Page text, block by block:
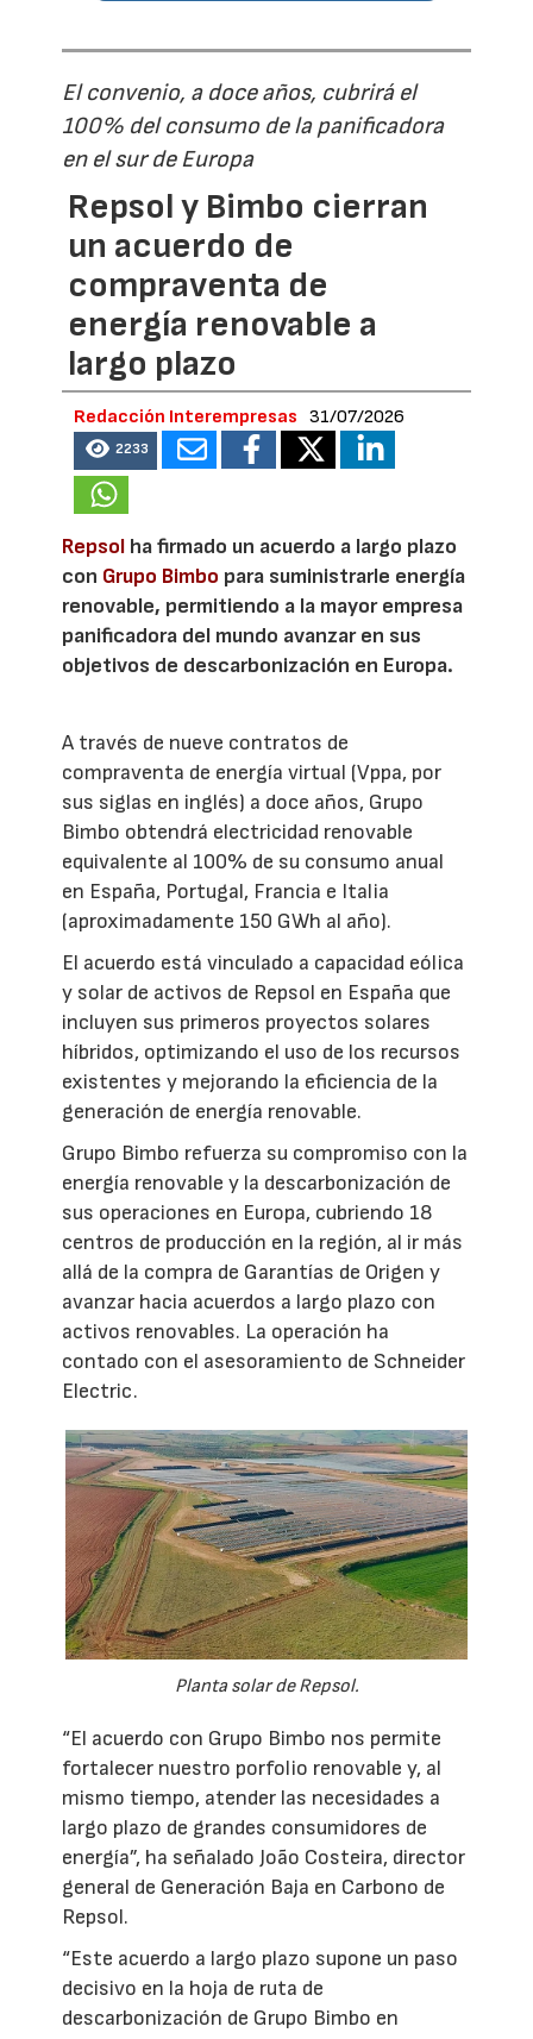
El convenio, a doce años, cubrirá el
100% del consumo de la panificadora
en el sur de Europa
Repsol y Bimbo cierran
un acuerdo de
compraventa de
energía renovable a
largo plazo
Redacción Interempresas 31/07/2026
2233
Repsol ha firmado un acuerdo a largo plazo
con Grupo Bimbo para suministrarle energía
renovable, permitiendo a la mayor empresa
panificadora del mundo avanzar en sus
objetivos de descarbonización en Europa.
A través de nueve contratos de
compraventa de energía virtual (Vppa, por
sus siglas en inglés) a doce años, Grupo
Bimbo obtendrá electricidad renovable
equivalente al 100% de su consumo anual
en España, Portugal, Francia e Italia
(aproximadamente 150 GWh al año).
El acuerdo está vinculado a capacidad eólica
y solar de activos de Repsol en España que
incluyen sus primeros proyectos solares
híbridos, optimizando el uso de los recursos
existentes y mejorando la eficiencia de la
generación de energía renovable.
Grupo Bimbo refuerza su compromiso con la
energía renovable y la descarbonización de
sus operaciones en Europa, cubriendo 18
centros de producción en la región, al ir más
allá de la compra de Garantías de Origen y
avanzar hacia acuerdos a largo plazo con
activos renovables. La operación ha
contado con el asesoramiento de Schneider
Electric.
Planta solar de Repsol.
“El acuerdo con Grupo Bimbo nos permite
fortalecer nuestro porfolio renovable y, al
mismo tiempo, atender las necesidades a
largo plazo de grandes consumidores de
energía”, ha señalado João Costeira, director
general de Generación Baja en Carbono de
Repsol.
“Este acuerdo a largo plazo supone un paso
decisivo en la hoja de ruta de
descarbonización de Grupo Bimbo en